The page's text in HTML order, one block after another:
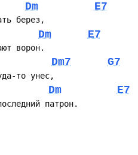
Dm E7
Dm E7
Dm7 G7
Dm E7